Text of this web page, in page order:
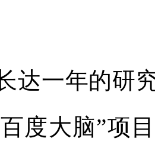
达一年的研
度大脑”项